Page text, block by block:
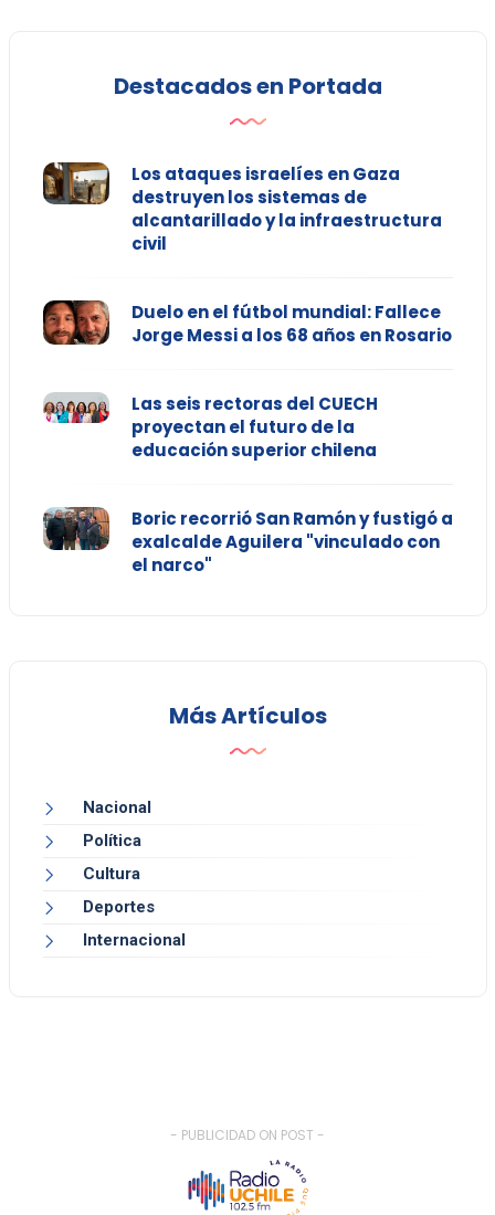
Destacados en Portada
Los ataques israelíes en Gaza
destruyen los sistemas de
alcantarillado y la infraestructura
civil
Duelo en el fútbol mundial: Fallece
Jorge Messi a los 68 años en Rosario
Las seis rectoras del CUECH
proyectan el futuro de la
educación superior chilena
Boric recorrió San Ramón y fustigó a
exalcalde Aguilera "vinculado con
el narco"
Más Artículos
Nacional
Política
Cultura
Deportes
Internacional
- PUBLICIDAD ON POST -